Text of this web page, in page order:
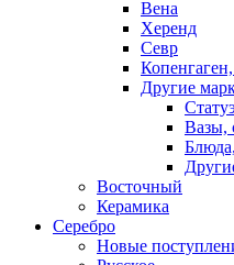
Вена
Херенд
Севр
Другие
Вазы,
Восточный
Керамика
Серебро
Новые